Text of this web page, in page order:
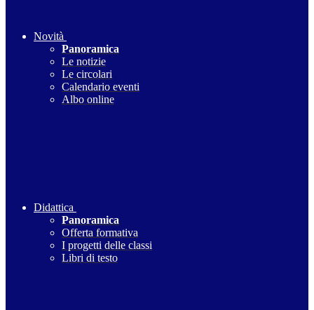
Novità
Panoramica
Le notizie
Le circolari
Calendario eventi
Albo online
Didattica
Panoramica
Offerta formativa
I progetti delle classi
Libri di testo